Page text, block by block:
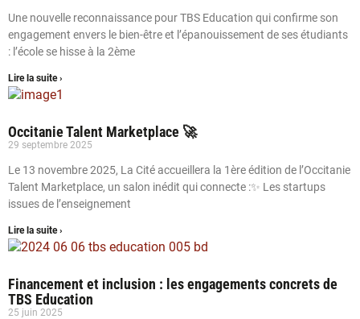
Une nouvelle reconnaissance pour TBS Education qui confirme son
engagement envers le bien-être et l’épanouissement de ses étudiants
: l’école se hisse à la 2ème
Lire la suite ›
Occitanie Talent Marketplace 🚀
29 septembre 2025
Le 13 novembre 2025, La Cité accueillera la 1ère édition de l’Occitanie
Talent Marketplace, un salon inédit qui connecte :✨ Les startups
issues de l’enseignement
Lire la suite ›
Financement et inclusion : les engagements concrets de
TBS Education
25 juin 2025